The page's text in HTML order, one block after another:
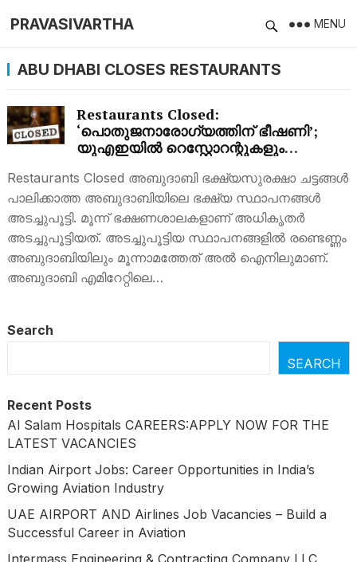
PRAVASIVARTHA MENU
ABU DHABI CLOSES RESTAURANTS
Restaurants Closed:
‘പൊതുജനാരോഗ്യത്തിന് ഭീഷണി’;
യുഎഇയിൽ റെസ്റ്റോറന്റുകളും
Restaurants Closed അബുദാബി ഭക്ഷ്യസുരക്ഷാ ചട്ടങ്ങൾ
പാലിക്കാത്ത അബുദാബിയിലെ ഭക്ഷ്യ സ്ഥാപനങ്ങൾ
അടച്ചുപൂട്ടി. മൂന്ന് ഭക്ഷണശാലകളാണ് അധികൃതര്‍
അടച്ചുപൂട്ടിയത്. അടച്ചുപൂട്ടിയ സ്ഥാപനങ്ങളിൽ രണ്ടെണ്ണം
അബുദാബിയിലും മൂന്നാമത്തേത് അൽ ഐനിലുമാണ്.
അബുദാബി എമിറേറ്റിലെ…
Search
SEARCH
Recent Posts
Al Salam Hospitals CAREERS:APPLY NOW FOR THE
LATEST VACANCIES
Indian Airport Jobs: Career Opportunities in India’s
Growing Aviation Industry
UAE AIRPORT AND Airlines Job Vacancies – Build a
Successful Career in Aviation
Intermass Engineering & Contracting Company LLC